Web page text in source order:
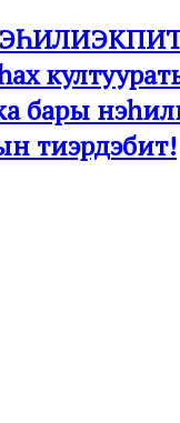
бары
тиэрдэбит!